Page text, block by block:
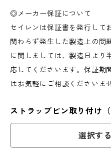
◎メーカー保証について
セイレンは保証書を発行して
関わらず発生した製造上の問
に関しましては、製造日より
応してくださいます。保証期
はお気軽にご相談くださいませ
ストラップピン取り付け
選択す